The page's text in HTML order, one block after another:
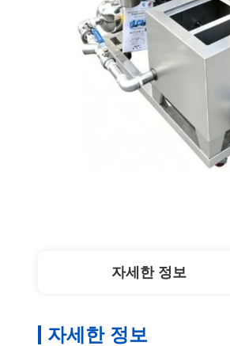
자세한 정보
자세한 정보